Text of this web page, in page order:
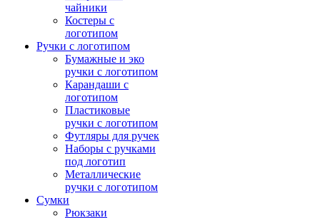
чайники
Костеры с
логотипом
Ручки с логотипом
Бумажные и эко
ручки с логотипом
Карандаши с
логотипом
Пластиковые
ручки с логотипом
Футляры для ручек
Наборы с ручками
под логотип
Металлические
ручки с логотипом
Сумки
Рюкзаки